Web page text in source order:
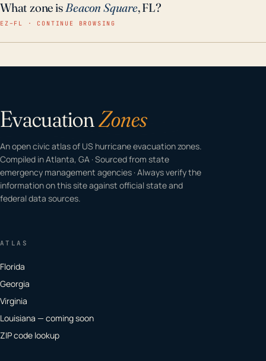
What zone isBeacon Square, FL?
EZ–FL · CONTINUE BROWSING
EvacuationZones
An open civic atlas of US hurricane evacuation zones.
Compiled in Atlanta, GA · Sourced from state
emergency management agencies · Always verify the
information on this site against official state and
federal data sources.
ATLAS
Florida
Georgia
Virginia
Louisiana — coming soon
ZIP code lookup